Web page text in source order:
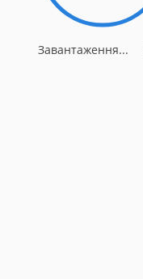
Завантаження...